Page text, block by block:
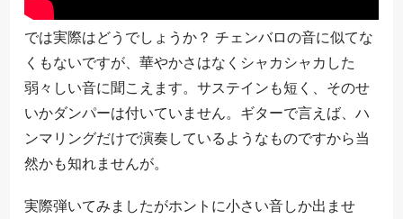
では実際はどうでしょうか？ チェンバロの音に似てな
くもないですが、華やかさはなくシャカシャカした
弱々しい音に聞こえます。サステインも短く、そのせ
いかダンパーは付いていません。ギターで言えば、ハ
ンマリングだけで演奏しているようなものですから当
然かも知れませんが。
実際弾いてみましたがホントに小さい音しか出ませ